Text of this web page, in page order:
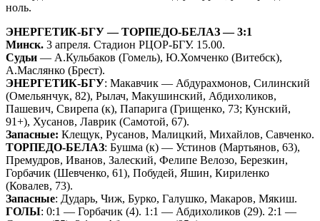
ноль.
ЭНЕРГЕТИК-БГУ — ТОРПЕДО-БЕЛАЗ — 3:1
Минск. 3 апреля. Стадион РЦОР-БГУ. 15.00.
Судьи — А.Кульбаков (Гомель), Ю.Хомченко (Витебск),
А.Маслянко (Брест).
ЭНЕРГЕТИК-БГУ: Макавчик — Абдурахмонов, Силинский
(Омельянчук, 82), Рылач, Макушинский, Абдихоликов,
Пашевич, Свирепа (к), Папарига (Грищенко, 73; Кунский,
91+), Хусанов, Лаврик (Самотой, 67).
Запасные: Клещук, Русанов, Малицкий, Михайлов, Савченко.
ТОРПЕДО-БЕЛАЗ: Бушма (к) — Устинов (Мартьянов, 63),
Премудров, Иванов, Залеский, Фелипе Велозо, Березкин,
Горбачик (Шевченко, 61), Побудей, Яшин, Кириленко
(Ковалев, 73).
Запасные: Дударь, Чиж, Бурко, Галушко, Макаров, Мякиш.
ГОЛЫ: 0:1 — Горбачик (4). 1:1 — Абдихоликов (29). 2:1 —